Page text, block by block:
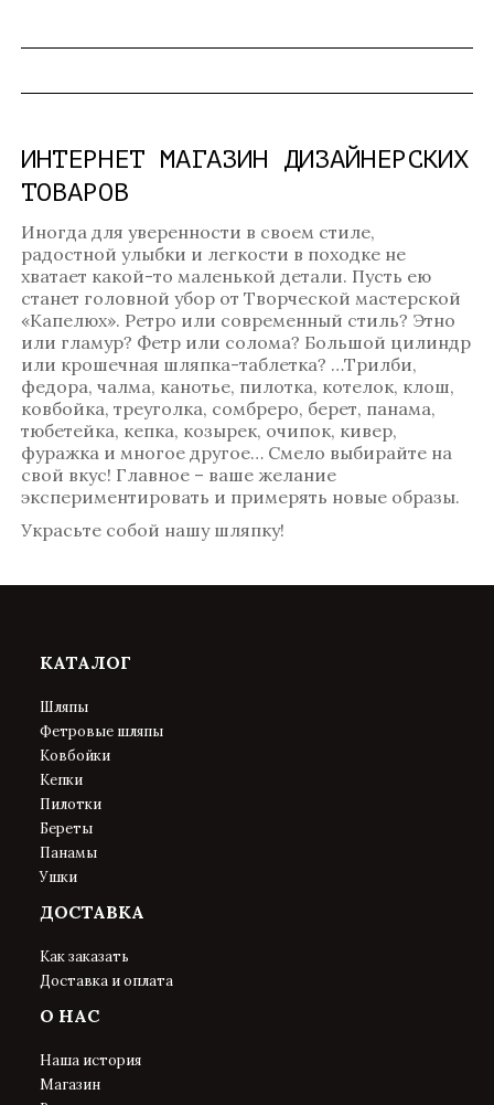
ИНТЕРНЕТ МАГАЗИН ДИЗАЙНЕРСКИХ
ТОВАРОВ
Иногда для уверенности в своем стиле,
радостной улыбки и легкости в походке не
хватает какой-то маленькой детали. Пусть ею
станет головной убор от Творческой мастерской
«Капелюх». Ретро или современный стиль? Этно
или гламур? Фетр или солома? Большой цилиндр
или крошечная шляпка-таблетка? …Трилби,
федора, чалма, канотье, пилотка, котелок, клош,
ковбойка, треуголка, сомбреро, берет, панама,
тюбетейка, кепка, козырек, очипок, кивер,
фуражка и многое другое… Смело выбирайте на
свой вкус! Главное – ваше желание
экспериментировать и примерять новые образы.
Украсьте собой нашу шляпку!
КАТАЛОГ
Шляпы
Фетровые шляпы
Ковбойки
Кепки
Пилотки
Береты
Панамы
Ушки
ДОСТАВКА
Как заказать
Доставка и оплата
О НАС
Наша история
Магазин